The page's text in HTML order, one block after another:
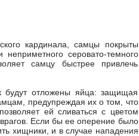
кардинала, самцы покрыты
серовато-темного
самцу быстрее привлечь
будут отложены яйца: защищая
предупреждая их о том, что
ей сливаться с цветом
Если бы ее оперение было
хищники, и в случае нападения